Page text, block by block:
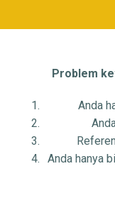
Problem
Anda
Anda hanya